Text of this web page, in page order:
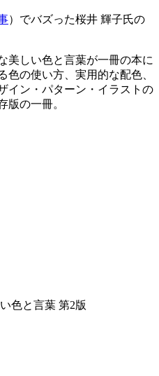
）でバズった桜井 輝子氏の
美しい色と言葉が一冊の本に
色の使い方、実用的な配色、
イン・パターン・イラストの
版の一冊。
色と言葉 第2版